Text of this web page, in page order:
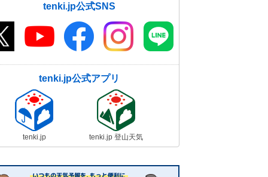
tenki.jp公式SNS
tenki.jp公式アプリ
tenki.jp tenki.jp 登山天気